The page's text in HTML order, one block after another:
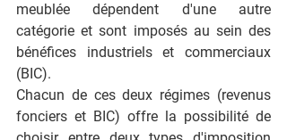
meublée dépendent d'une autre
catégorie et sont imposés au sein des
bénéfices industriels et commerciaux
(BIC).
Chacun de ces deux régimes (revenus
fonciers et BIC) offre la possibilité de